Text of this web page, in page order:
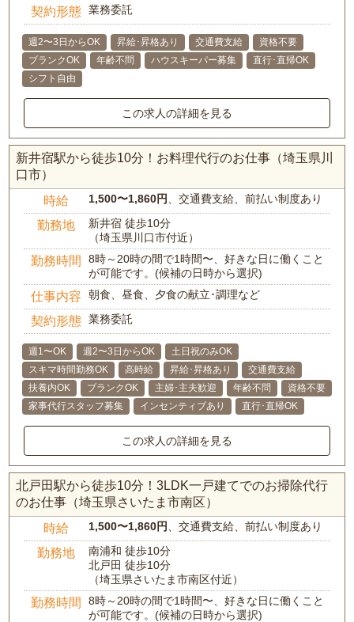
契約形態 業務委託
週2〜3日からOK 昇給･昇格あり 交通費支給
資格不要
ブランクOK
年齢不問 ハウスキーパー募集
直行･直帰OK
シフト自由
この求人の詳細を見る
新井宿駅から徒歩10分！お料理代行のお仕事（埼玉県川
口市）
時給 1,500〜1,860円 、交通費支給、前払い制度あり
勤務地
新井宿 徒歩10分
（埼玉県川口市付近）
勤務時間
8時～20時の間で1時間〜、好きな日に働くこと
が可能です。(候補の日時から選択)
仕事内容 朝食、昼食、夕食の献立･調理など
契約形態 業務委託
週1〜OK 週2〜3日からOK
土日祝のみOK
スキマ時間勤務OK
高時給 昇給･昇格あり
交通費支給
扶養内OK
ブランクOK 主婦･主夫歓迎 年齢不問
資格不要
家事代行スタッフ募集
インセンティブあり 直行･直帰OK
この求人の詳細を見る
北戸田駅から徒歩10分！3LDK一戸建てでのお掃除代行
のお仕事（埼玉県さいたま市南区）
時給 1,500〜1,860円 、交通費支給、前払い制度あり
勤務地
南浦和 徒歩10分
北戸田 徒歩10分
（埼玉県さいたま市南区付近）
勤務時間
8時～20時の間で1時間〜、好きな日に働くこと
が可能です。(候補の日時から選択)